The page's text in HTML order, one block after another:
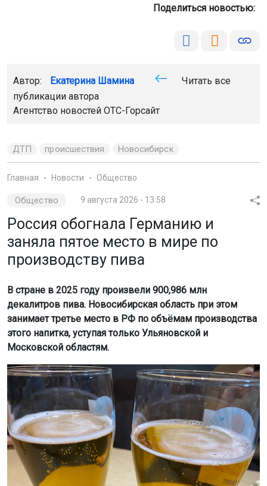
Поделиться новостью:
Автор: Екатерина Шамина
Читать все
публикации автора
Агентство новостей ОТС-Горсайт
ДТП происшествия Новосибирск
Главная Новости Общество
Общество 9 августа 2026 - 13:58
Россия обогнала Германию и
заняла пятое место в мире по
производству пива
В стране в 2025 году произвели 900,986 млн
декалитров пива. Новосибирская область при этом
занимает третье место в РФ по объёмам производства
этого напитка, уступая только Ульяновской и
Московской областям.